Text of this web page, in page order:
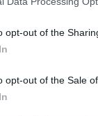
opt-out of the
opt-out of the Sale
lehet a
díjas
egy újabb